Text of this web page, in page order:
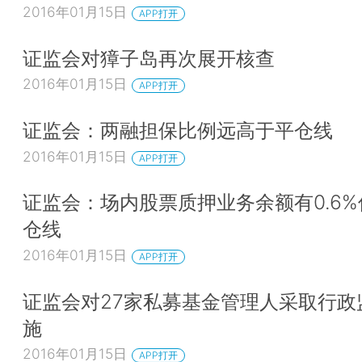
2016年01月15日 APP打开
证监会对獐子岛再次展开核查
2016年01月15日 APP打开
证监会：两融担保比例远高于平仓线
2016年01月15日 APP打开
证监会：场内股票质押业务余额有
仓线
2016年01月15日 APP打开
证监会对27家私募基金管理人采取行政
施
2016年01月15日 APP打开